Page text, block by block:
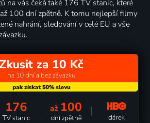
na vás čeká také 176 TV stanic, které
100 dní zpětně. K tomu nejlepší filmy
nahrání, sledování v celé EU a vše
Zkusit za 10 Kč
na 10 dní a bez závazku
176
TV stanic
až 100
dní zpětně dárek